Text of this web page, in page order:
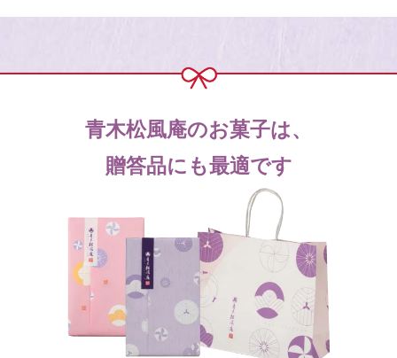
青木松風庵のお菓子は、
贈答品にも最適です